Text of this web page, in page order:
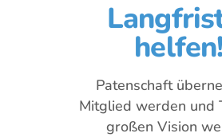
helfen!
Patenschaft
Mitglied werden und
großen Vision